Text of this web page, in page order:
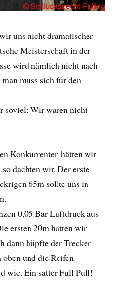
uns nicht dramatischer
Meisterschaft in der
wird nämlich nicht nach
muss sich für den
soviel: Wir waren nicht
Konkurrenten hätten wir
dachten wir. Der erste
65m sollte uns in
0,05 Bar Luftdruck aus
ersten 20m hatten wir
dann hüpfte der Trecker
und die Reifen
wie. Ein satter Full Pull!